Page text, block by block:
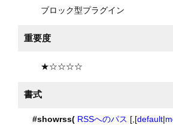
ブロック型プラグイン
重要度
★☆☆☆☆
書式
#showrss( RSSへのパス [,[default|